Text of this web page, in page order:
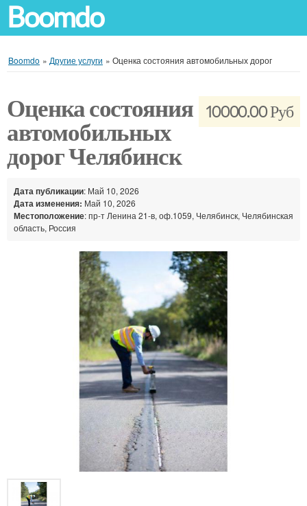
Boomdo
Boomdo » Другие услуги » Оценка состояния автомобильных дорог
10000.00 Руб
Оценка состояния
автомобильных
дорог Челябинск
Дата публикации: Май 10, 2026
Дата изменения: Май 10, 2026
Местоположение: пр-т Ленина 21-в, оф.1059, Челябинск, Челябинская
область, Россия